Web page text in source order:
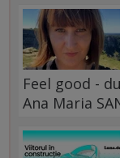
Feel good -
Ana Maria